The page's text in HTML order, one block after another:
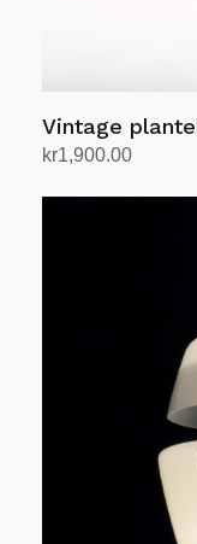
Vintage
kr1,900.00